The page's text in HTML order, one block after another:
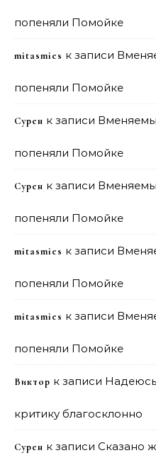
попеняли Помойке
mitasmies к записи
попеняли Помойке
Сурен к записи
попеняли Помойке
Сурен к записи
попеняли Помойке
mitasmies к записи
попеняли Помойке
mitasmies к записи
попеняли Помойке
Виктор к записи
критику благосклонно
Сурен к записи Сказано